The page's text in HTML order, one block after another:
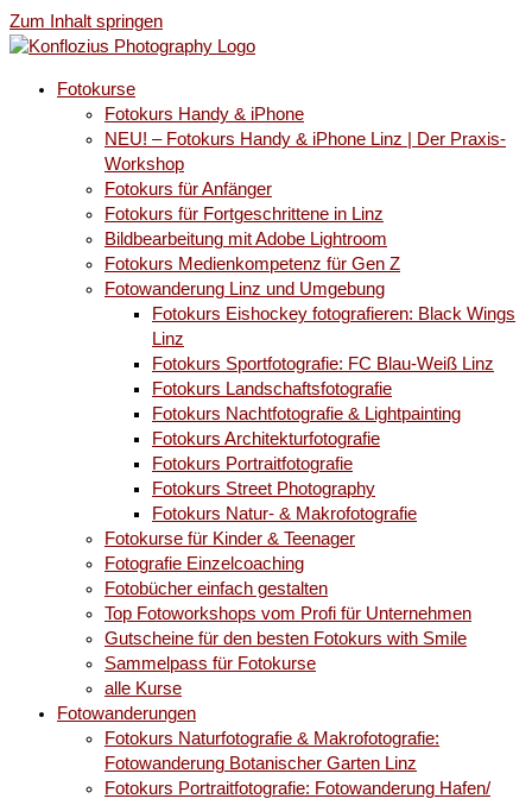
Zum Inhalt springen
Fotokurse
Fotokurs Handy & iPhone
NEU! – Fotokurs Handy & iPhone Linz | Der Praxis-
Workshop
Fotokurs für Anfänger
Fotokurs für Fortgeschrittene in Linz
Bildbearbeitung mit Adobe Lightroom
Fotokurs Medienkompetenz für Gen Z
Fotowanderung Linz und Umgebung
Fotokurs Eishockey fotografieren: Black Wings
Linz
Fotokurs Sportfotografie: FC Blau-Weiß Linz
Fotokurs Landschaftsfotografie
Fotokurs Nachtfotografie & Lightpainting
Fotokurs Architekturfotografie
Fotokurs Portraitfotografie
Fotokurs Street Photography
Fotokurs Natur- & Makrofotografie
Fotokurse für Kinder & Teenager
Fotografie Einzelcoaching
Fotobücher einfach gestalten
Top Fotoworkshops vom Profi für Unternehmen
Gutscheine für den besten Fotokurs with Smile
Sammelpass für Fotokurse
alle Kurse
Fotowanderungen
Fotokurs Naturfotografie & Makrofotografie:
Fotowanderung Botanischer Garten Linz
Fotokurs Portraitfotografie: Fotowanderung Hafen/